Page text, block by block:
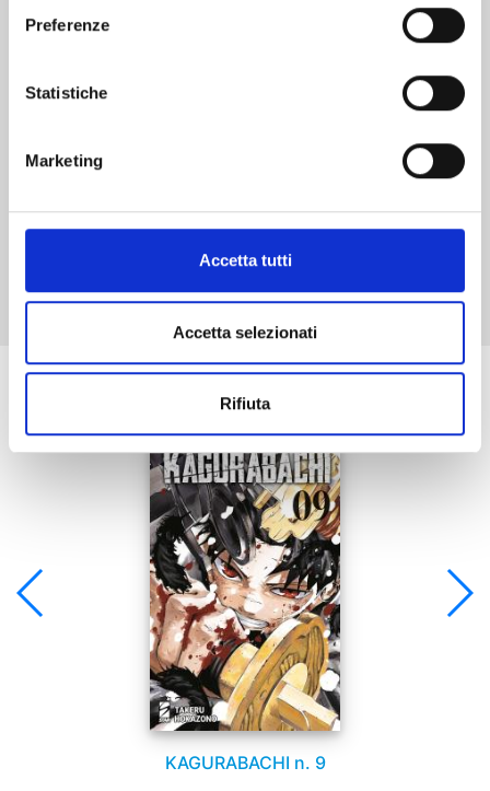
Preferenze
Statistiche
Marketing
Accetta tutti
Accetta selezionati
Rifiuta
Mostra tutto
Se ti è piaciuto prova anche:
KAGURABACHI n. 9